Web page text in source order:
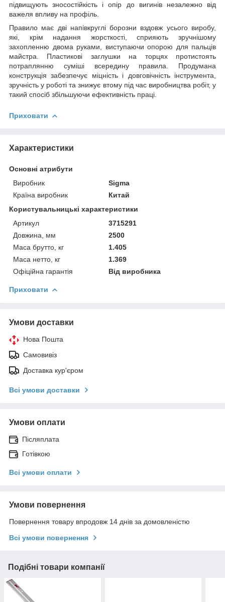
підвищують зносостійкість і опір до вигинів незалежно від
важеля впливу на профіль.
Правило має дві напівкруглі борозни вздовж усього виробу,
які, крім надання жорсткості, сприяють зручнішому
захопленню двома руками, виступаючи опорою для пальців
майстра. Пластикові заглушки на торцях протистоять
потраплянню суміші всередину правила. Продумана
конструкція забезпечує міцність і довговічність інструмента,
зручність у роботі та знижує втому під час виробництва робіт, у
такий спосіб збільшуючи ефективність праці.
Приховати
Характеристики
Основні атрибути
Виробник
Sigma
Країна виробник
Китай
Користувальницькі характеристики
Артикул
3715291
Довжина, мм
2500
Маса брутто, кг
1.405
Маса нетто, кг
1.369
Офіційна гарантія
Від виробника
Приховати
Умови доставки
Нова Пошта
Самовивіз
Доставка кур'єром
Всі умови доставки
Умови оплати
Післяплата
Готівкою
Всі умови оплати
Умови повернення
Повернення товару впродовж 14 днів за домовленістю
Всі умови повернення
Подібні товари компанії